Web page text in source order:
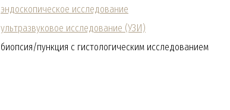
эндоскопическое исследование
ультразвуковое исследование (УЗИ)
биопсия/пункция с гистологическим исследованием